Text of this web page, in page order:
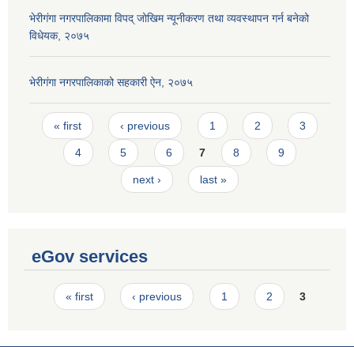
भेरीगंगा नगरपालिकामा विपद् जोखिम न्यूनीकरण तथा व्यवस्थापन गर्न बनेको
विधेयक, २०७५
भेरीगंगा नगरपालिकाको सहकारी ऐन, २०७५
Pages
« first ‹ previous 1 2 3
4 5 6 7 8 9
next › last »
eGov services
Pages
« first ‹ previous 1 2 3